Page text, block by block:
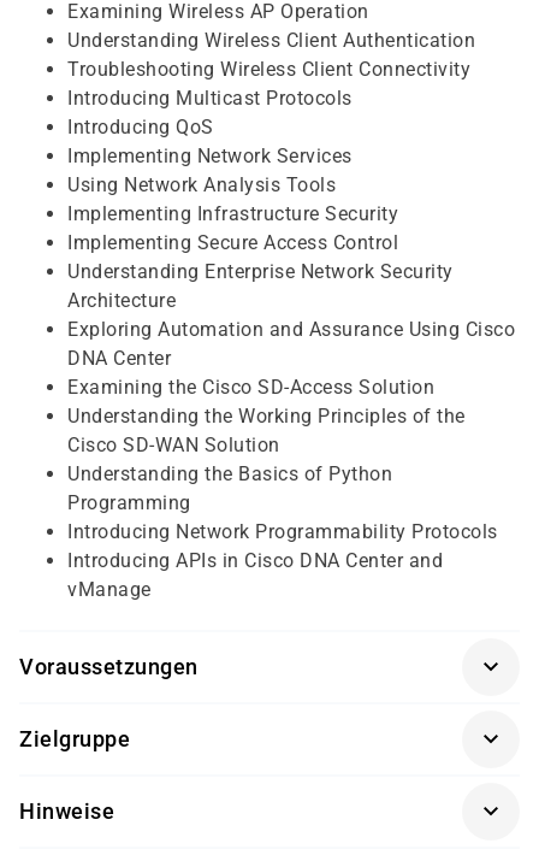
Examining Wireless AP Operation
Understanding Wireless Client Authentication
Troubleshooting Wireless Client Connectivity
Introducing Multicast Protocols
Introducing QoS
Implementing Network Services
Using Network Analysis Tools
Implementing Infrastructure Security
Implementing Secure Access Control
Understanding Enterprise Network Security
Architecture
Exploring Automation and Assurance Using Cisco
DNA Center
Examining the Cisco SD-Access Solution
Understanding the Working Principles of the
Cisco SD-WAN Solution
Understanding the Basics of Python
Programming
Introducing Network Programmability Protocols
Introducing APIs in Cisco DNA Center and
vManage
Voraussetzungen
folgende Vorkenntnisse mitbringen:
Grundkenntnisse von Enterprise Routing und
Zielgruppe
Netzwerkadministratoren/-innen, Helpdesk-Techniker/-
Hinweise